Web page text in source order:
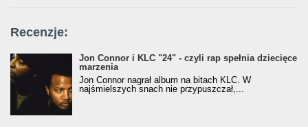
Recenzje:
Jon Connor i KLC "24" - czyli rap spełnia dziecięce
marzenia
Jon Connor nagrał album na bitach KLC. W
najśmielszych snach nie przypuszczał,...